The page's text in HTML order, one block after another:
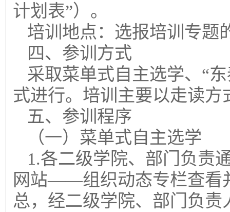
计划表”）。
培训地点：选报培训专题
四、参训方式
采取菜单式自主选学、“
式进行。培训主要以走读
五、参训程序
（一）菜单式自主选学
1.各二级学院、部门负责
网站——组织动态专栏查看
总，经二级学院、部门负责